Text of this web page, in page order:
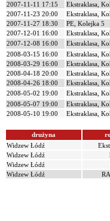
2007-11-11 17:15
Ekstraklasa,
2007-11-23 20:00
Ekstraklasa,
2007-11-27 18:30
PE, Kolejka 5
2007-12-01 16:00
Ekstraklasa,
2007-12-08 16:00
Ekstraklasa,
2008-03-15 16:00
Ekstraklasa,
2008-03-29 16:00
Ekstraklasa,
2008-04-18 20:00
Ekstraklasa,
2008-04-26 18:00
Ekstraklasa,
2008-05-02 19:00
Ekstraklasa,
2008-05-07 19:00
Ekstraklasa,
2008-05-10 19:00
Ekstraklasa,
drużyna
Widzew Łódź
Widzew Łódź
Widzew Łódź
Widzew Łódź